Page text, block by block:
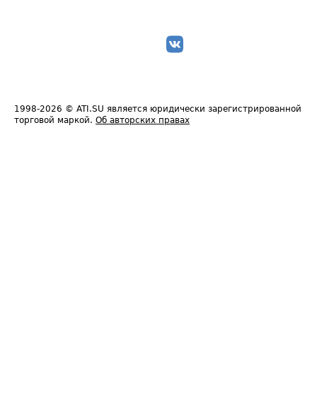
1998-2026 © ATI.SU является юридически зарегистрированной
торговой маркой. Об авторских правах